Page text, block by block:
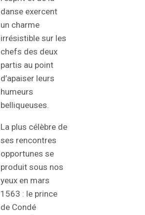
danse exercent
un charme
irrésistible sur les
chefs des deux
partis au point
d’apaiser leurs
humeurs
belliqueuses.
La plus célèbre de
ses rencontres
opportunes se
produit sous nos
yeux en mars
1563 : le prince
de Condé